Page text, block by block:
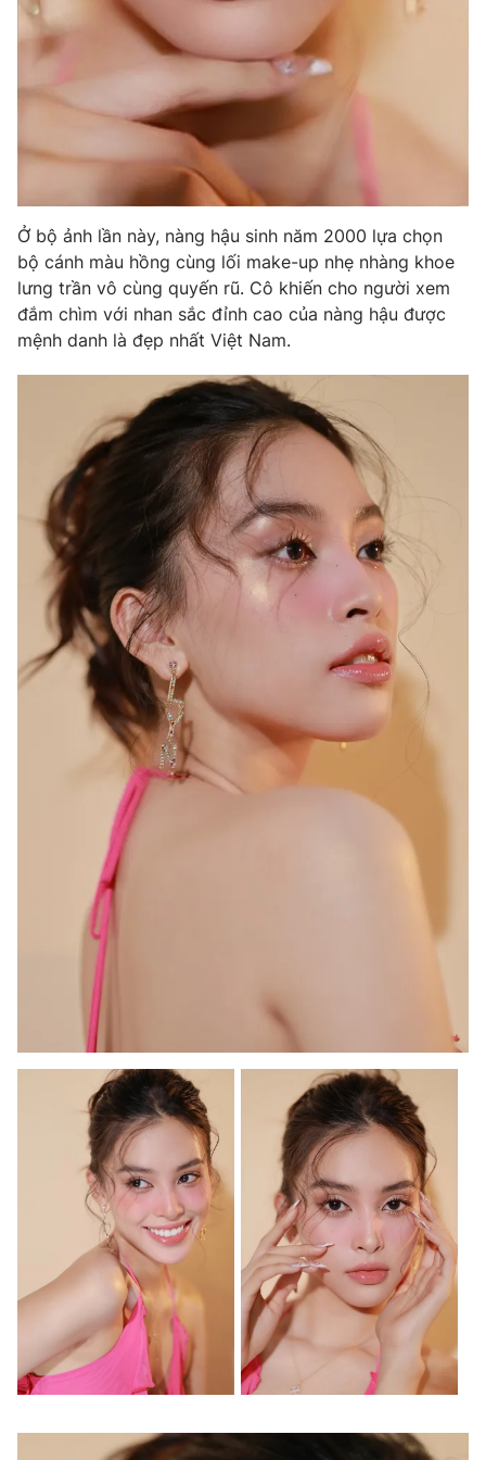
Photo Infographic
Video Shorts video
VTV Money
VTV Sức khoẻ Bất động sản
Thị trường 24h Tấm lòng Việt
VTV4 Vươn mình bằng AI
VTV8
Liên hệ tòa soạn English
THỜI BÁO VTV
Theo dõi báo trên
Cơ quan chủ quản:
Đài Truyền hình Việt Nam
Cơ quan báo chí:Thời báo VTV
Giấy phép hoạt động báo in và báo điện tử số 483/GP-BTTTT
cấp ngày 29/12/2023
Tổng Biên tập:
Phó Tổng Biên tập:
Nguyễn Trọng Ninh
Tổng đài VTV:
Ðiện thoại Thời báo VTV:
toasoan@vtv.vn
Liên hệ quảng cáo:
® Cấm sao chép dưới mọi hình thức nếu không có sự chấp
thuận bằng văn bản. Ghi rõ nguồn VTV.vn khi phát hành lại
thông tin từ website này.
Ở bộ ảnh lần này, nàng hậu sinh năm 2000 lựa chọn
bộ cánh màu hồng cùng lối make-up nhẹ nhàng khoe
lưng trần vô cùng quyến rũ. Cô khiến cho người xem
đắm chìm với nhan sắc đỉnh cao của nàng hậu được
mệnh danh là đẹp nhất Việt Nam.